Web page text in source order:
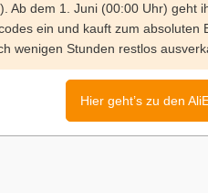
Ab dem 1. Juni (00:00 Uhr) geht
ein und kauft zum absoluten
wenigen Stunden restlos
Hier geht’s zu den